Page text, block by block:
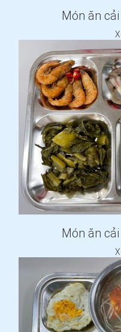
Món ăn
Món ăn